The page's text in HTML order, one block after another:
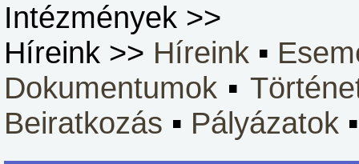
Intézmények >>
Híreink >> Híreink ▪
Dokumentumok ▪
Beiratkozás ▪ Pályázatok